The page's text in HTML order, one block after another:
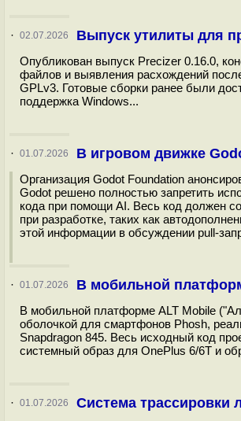
· 02.07.2026 Выпуск утилиты для
Опубликован выпуск Precizer 0.16.0,
файлов и выявления расхождений
GPLv3. Готовые сборки ранее были
поддержка Windows...
· 01.07.2026 В игровом движке
Организация Godot Foundation
Godot решено полностью запретить
кода при помощи AI. Весь код должен
при разработке, таких как
этой информации в обсуждении pull-
· 01.07.2026 В мобильной
В мобильной платформе ALT Mobile
оболочкой для смартфонов Phosh,
Snapdragon 845. Весь исходный код
системный образ для OnePlus 6/6T и
· 01.07.2026 Система трассировки